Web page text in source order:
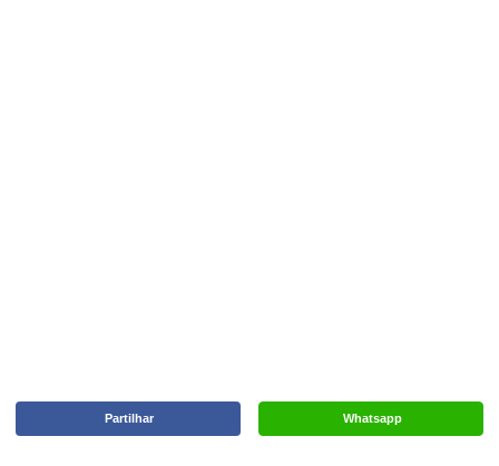
Whatsapp
Partilhar